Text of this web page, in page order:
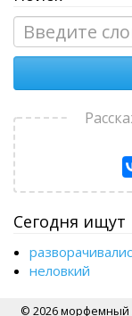
Сегодня ищут
неловкий
© 2026 морфемный